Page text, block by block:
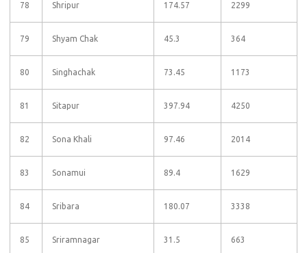
78 Shripur 174.57 2299
79 Shyam Chak 45.3 364
80 Singhachak 73.45 1173
81 Sitapur 397.94 4250
82 Sona Khali 97.46 2014
83 Sonamui 89.4 1629
84 Sribara 180.07 3338
85 Sriramnagar 31.5 663